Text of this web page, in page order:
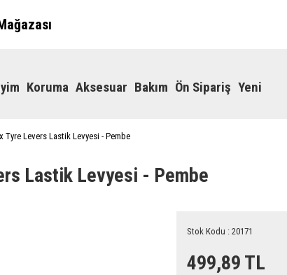
Koruma Aksesuar Bakım Ön Sipariş Yeni
Tyre Levers Lastik Levyesi - Pembe
Lastik Levyesi - Pembe
Stok Kodu : 20171
499,89 TL